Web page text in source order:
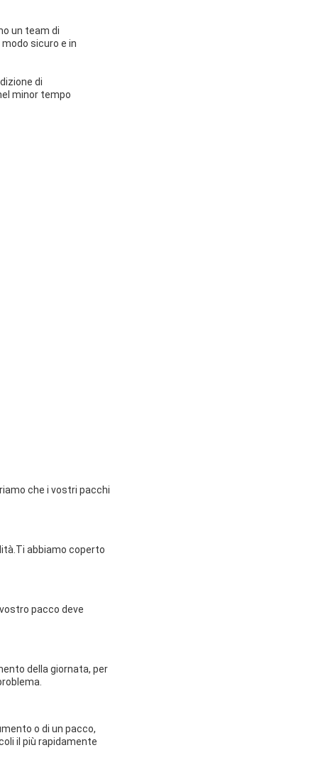
un team di
sicuro e in
di
minor tempo
che i vostri pacchi
abbiamo coperto
pacco deve
della giornata, per
o di un pacco,
il più rapidamente